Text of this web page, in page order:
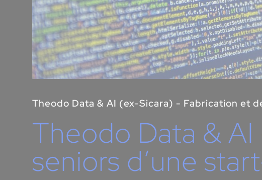
Theodo Data & AI (ex-Sicara) - Fabrication et
Theodo Data &
seniors d’une